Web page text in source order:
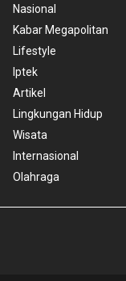
Nasional
Kabar Megapolitan
Lifestyle
Iptek
Artikel
Lingkungan Hidup
Wisata
Internasional
Olahraga